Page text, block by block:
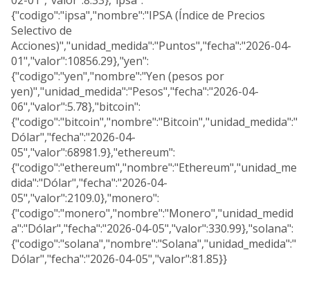
{"codigo":"ipsa","nombre":"IPSA (Índice de Precios
Selectivo de
Acciones)","unidad_medida":"Puntos","fecha":"2026-04-
01","valor":10856.29},"yen":
{"codigo":"yen","nombre":"Yen (pesos por
yen)","unidad_medida":"Pesos","fecha":"2026-04-
06","valor":5.78},"bitcoin":
{"codigo":"bitcoin","nombre":"Bitcoin","unidad_medida":"
Dólar","fecha":"2026-04-
05","valor":68981.9},"ethereum":
{"codigo":"ethereum","nombre":"Ethereum","unidad_me
dida":"Dólar","fecha":"2026-04-
05","valor":2109.0},"monero":
{"codigo":"monero","nombre":"Monero","unidad_medid
a":"Dólar","fecha":"2026-04-05","valor":330.99},"solana":
{"codigo":"solana","nombre":"Solana","unidad_medida":"
Dólar","fecha":"2026-04-05","valor":81.85}}